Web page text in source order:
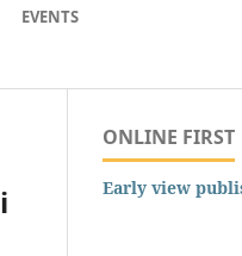
EVENTS
ONLINE FIRST
Early view